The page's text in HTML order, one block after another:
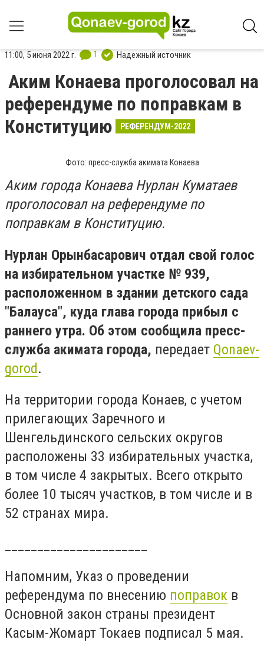
11:00, 5 июня 2022 г. 1 Надежный источник
Аким Конаева проголосовал на
референдуме по поправкам в
Конституцию
РЕФЕРЕНДУМ-2022
Фото: пресс-служба акимата Конаева
Аким города Конаева Нурлан Куматаев
проголосовал на референдуме по
поправкам в Конституцию.
Нурлан Орынбасарович отдал свой голос
на избирательном участке № 939,
расположенном в здании детского сада
"Балауса", куда глава города прибыл с
раннего утра. Об этом сообщила пресс-
служба акимата города, передает Qonaev-
gorod.
На территории города Конаев, с учетом
прилегающих Заречного и
Шенгельдинского сельских округов
расположены 33 избирательных участка,
в том числе 4 закрытых. Всего открыто
более 10 тысяч участков, в том числе и в
52 странах мира.
Напомним, Указ о проведении
референдума по внесению поправок в
Основной закон страны президент
Касым-Жомарт Токаев подписал 5 мая.